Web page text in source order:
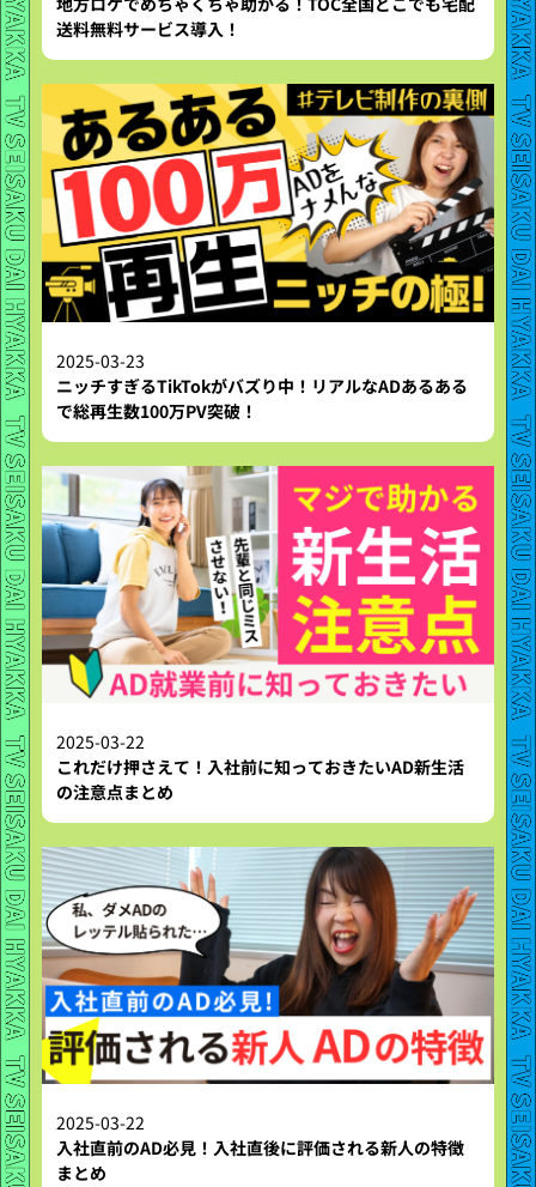
送料無料サービス導入！
2025-03-23
ニッチすぎるTikTokがバズり中！リアルなADあるある
で総再生数100万PV突破！
2025-03-22
これだけ押さえて！入社前に知っておきたいAD新生活
の注意点まとめ
2025-03-22
入社直前のAD必見！入社直後に評価される新人の特徴
まとめ